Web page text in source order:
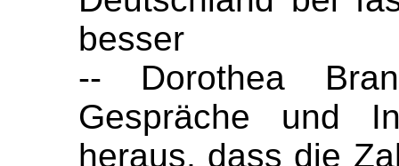
besser
-- Dorothea
Gespräche und
heraus, dass die